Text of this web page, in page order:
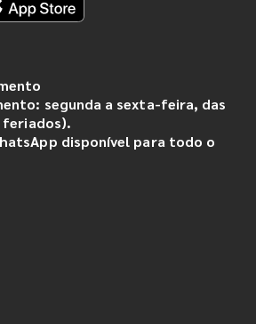
segunda a sexta-feira, das
feriados).
disponível para todo o